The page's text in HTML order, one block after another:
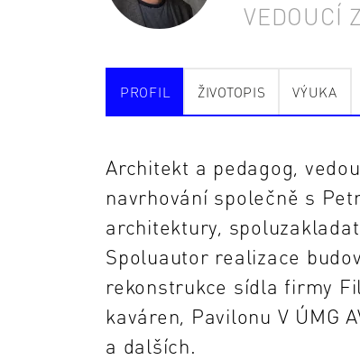
VEDOUCÍ
PROFIL ŽIVOTOPIS VÝUKA
Architekt a pedagog,
navrhování společně s
architektury,
Spoluautor realizace
rekonstrukce sídla firmy
kaváren, Pavilonu V ÚMG
a dalších.